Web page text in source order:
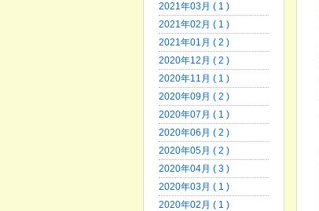
2021年03月 ( 1 )
2021年02月 ( 1 )
2021年01月 ( 2 )
2020年12月 ( 2 )
2020年11月 ( 1 )
2020年09月 ( 2 )
2020年07月 ( 1 )
2020年06月 ( 2 )
2020年05月 ( 2 )
2020年04月 ( 3 )
2020年03月 ( 1 )
2020年02月 ( 1 )